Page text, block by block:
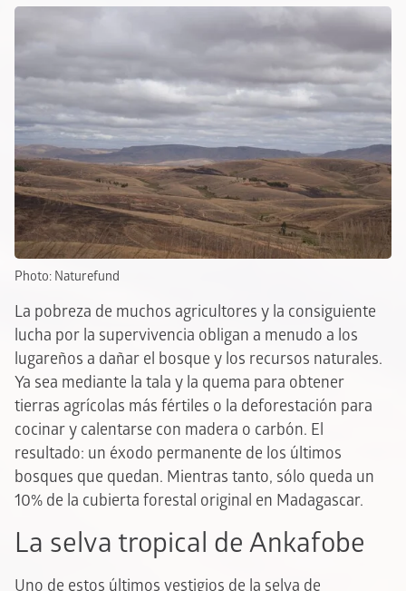
Photo: Naturefund
La pobreza de muchos agricultores y la consiguiente
lucha por la supervivencia obligan a menudo a los
lugareños a dañar el bosque y los recursos naturales.
Ya sea mediante la tala y la quema para obtener
tierras agrícolas más fértiles o la deforestación para
cocinar y calentarse con madera o carbón. El
resultado: un éxodo permanente de los últimos
bosques que quedan. Mientras tanto, sólo queda un
10% de la cubierta forestal original en Madagascar.
La selva tropical de Ankafobe
Uno de estos últimos vestigios de la selva de